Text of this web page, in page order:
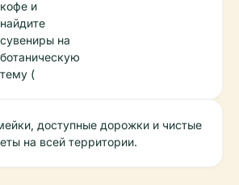
кофе и
найдите
сувениры на
ботаническую
тему (
доступные дорожки и чистые
на всей территории.